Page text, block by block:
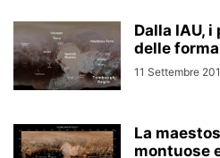
Dalla IAU,
delle
11 Settembre
La
montuose